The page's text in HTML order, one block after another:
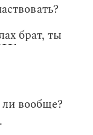
брат, ты
вообще?